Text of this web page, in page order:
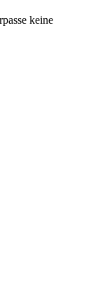
keine